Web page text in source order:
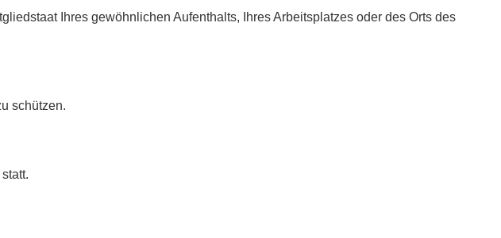
Ihres gewöhnlichen Aufenthalts, Ihres Arbeitsplatzes oder des Orts des
schützen.